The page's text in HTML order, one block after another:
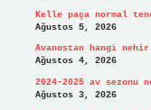
Kelle paça normal
Ağustos 5, 2026
Avanostan hangi
Ağustos 4, 2026
2024-2025 av sezonu
Ağustos 3, 2026